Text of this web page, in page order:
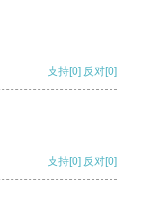
支持[0] 反对[0]
支持[0] 反对[0]